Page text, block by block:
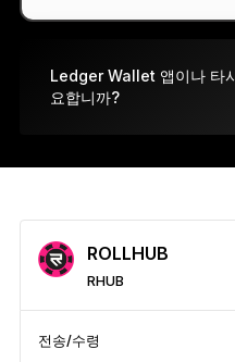
Ledger Nano
Ledger Nano
Ledger Wallet 앱이나 타
요합니까?
ROLLHUB
RHUB
전송/수령